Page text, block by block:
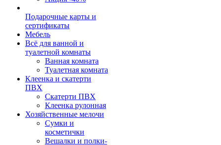
Подарочные карты и
сертификаты
Мебель
Всё для ванной и
туалетной комнаты
Ванная комната
Туалетная комната
Клеенка и скатерти
ПВХ
Скатерти ПВХ
Клеенка рулонная
Хозяйственные мелочи
Сумки и
косметички
Вешалки и полки-